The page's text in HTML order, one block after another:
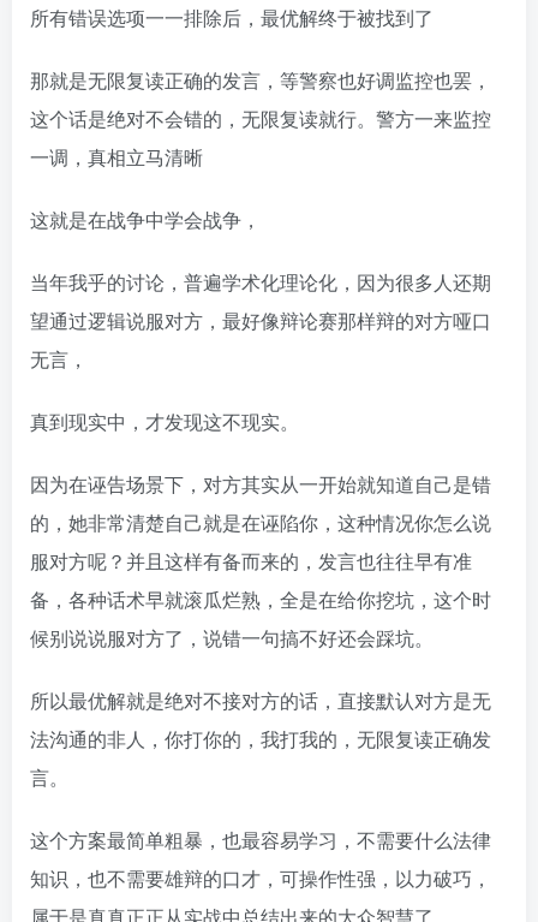
所有错误选项一一排除后，最优解终于被找到了
那就是无限复读正确的发言，等警察也好调监控也罢，
这个话是绝对不会错的，无限复读就行。警方一来监控
一调，真相立马清晰
这就是在战争中学会战争，
当年我乎的讨论，普遍学术化理论化，因为很多人还期
望通过逻辑说服对方，最好像辩论赛那样辩的对方哑口
无言，
真到现实中，才发现这不现实。
因为在诬告场景下，对方其实从一开始就知道自己是错
的，她非常清楚自己就是在诬陷你，这种情况你怎么说
服对方呢？并且这样有备而来的，发言也往往早有准
备，各种话术早就滚瓜烂熟，全是在给你挖坑，这个时
候别说说服对方了，说错一句搞不好还会踩坑。
所以最优解就是绝对不接对方的话，直接默认对方是无
法沟通的非人，你打你的，我打我的，无限复读正确发
言。
这个方案最简单粗暴，也最容易学习，不需要什么法律
知识，也不需要雄辩的口才，可操作性强，以力破巧，